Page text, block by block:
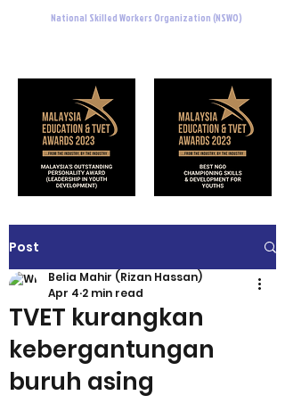
National Skilled Workers Organization (NSWO)
Post
TVET kurangkan
kebergantungan
buruh asing
Belia Mahir (Rizan Hassan)
Apr 4 2 min read